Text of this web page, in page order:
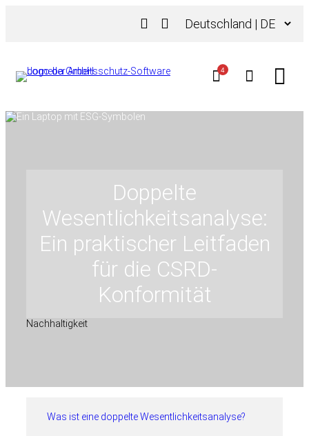
auswählen
4
Doppelte
Wesentlichkeitsanalyse:
Ein praktischer Leitfaden
für die CSRD-
Konformität
Nachhaltigkeit
Was ist eine doppelte Wesentlichkeitsanalyse?